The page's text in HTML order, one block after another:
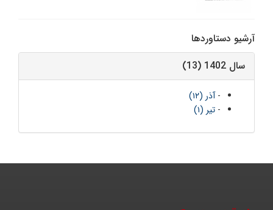
آرشیو دستاوردها
سال 1402 (13)
-آذر (۱۲)
- تیر (۱)